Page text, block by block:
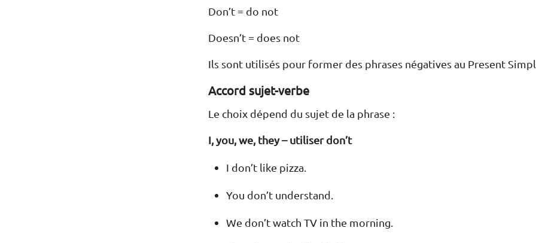
Don’t = do not
Doesn’t = does not
Ils sont utilisés pour former des phrases négatives au Present
Accord sujet-verbe
Le choix dépend du sujet de la phrase :
I, you, we, they – utiliser don’t
I don’t like pizza.
You don’t understand.
We don’t watch TV in the morning.